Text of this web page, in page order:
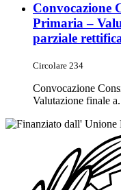
Convocazione
Primaria –
parziale
Circolare 234
Convocazione
Valutazione finale